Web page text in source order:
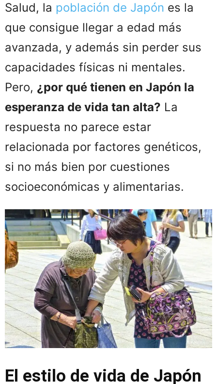
Salud, la población de Japón es la
que consigue llegar a edad más
avanzada, y además sin perder sus
capacidades físicas ni mentales.
Pero, ¿por qué tienen en Japón la
esperanza de vida tan alta? La
respuesta no parece estar
relacionada por factores genéticos,
si no más bien por cuestiones
socioeconómicas y alimentarias.
El estilo de vida de Japón